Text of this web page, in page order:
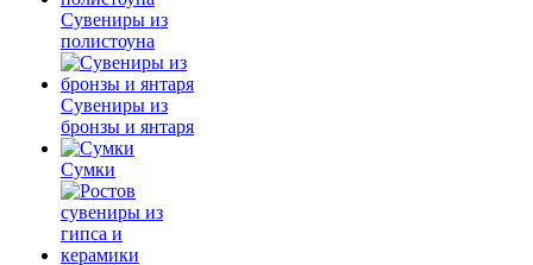
Сувениры из
полистоуна
Сувениры из
бронзы и янтаря
Сумки